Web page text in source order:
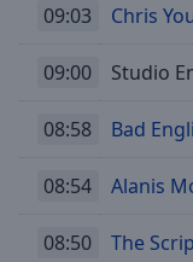
09:03 Chris
09:00 Studio
08:58 Bad
08:54 Alanis
08:50 The